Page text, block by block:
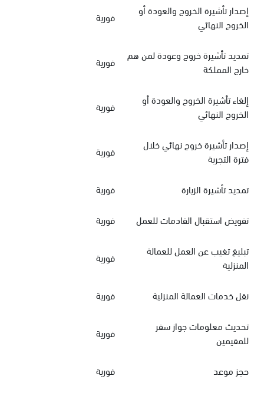
إصدار تأشيرة الخروج والعودة أو
الخروج النهائي
فورية
تمديد تأشيرة خروج وعودة لمن هم
خارج المملكة
فورية
إلغاء تأشيرة الخروج والعودة أو
الخروج النهائي
فورية
إصدار تأشيرة خروج نهائي خلال
فترة التجربة
فورية
تمديد تأشيرة الزيارة
فورية
تفويض استقبال القادمات للعمل
فورية
تبليغ تغيب عن العمل للعمالة
المنزلية
فورية
نقل خدمات العمالة المنزلية
فورية
تحديث معلومات جواز سفر
للمقيمين
فورية
حجز موعد
فورية